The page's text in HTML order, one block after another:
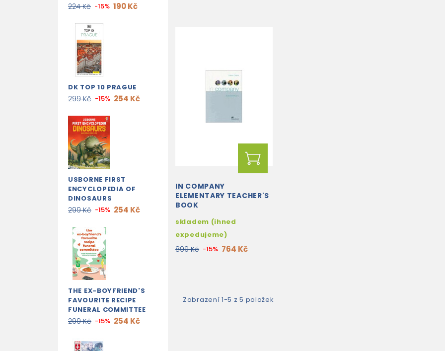
224 Kč -15% 190 Kč
DK TOP 10 PRAGUE
299 Kč -15% 254 Kč
USBORNE FIRST
ENCYCLOPEDIA OF
DINOSAURS
299 Kč -15% 254 Kč
THE EX-BOYFRIEND'S
FAVOURITE RECIPE
FUNERAL COMMITTEE
299 Kč -15% 254 Kč
IN COMPANY
ELEMENTARY TEACHER'S
BOOK
skladem (ihned
expedujeme)
899 Kč -15% 764 Kč
Zobrazení 1-5 z 5 položek